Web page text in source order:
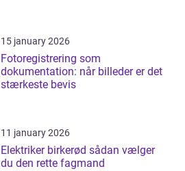
15 january 2026
Fotoregistrering som
dokumentation: når billeder er det
stærkeste bevis
11 january 2026
Elektriker birkerød sådan vælger
du den rette fagmand